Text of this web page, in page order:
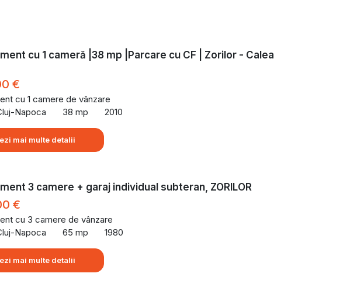
cu 1 cameră |38 mp |Parcare cu CF | Zorilor - Calea
€
cu 1 camere de vânzare
Napoca
38 mp 2010
mai multe detalii
3 camere + garaj individual subteran, ZORILOR
€
cu 3 camere de vânzare
Napoca
65 mp 1980
mai multe detalii